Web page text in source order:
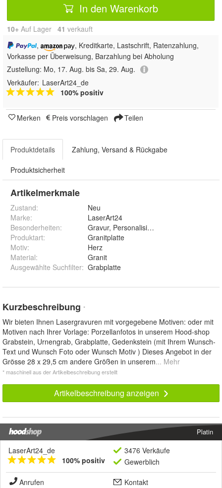
In den Warenkorb
10+ Auf Lager 41 verkauft
,
, Kreditkarte, Lastschrift, Ratenzahlung,
Vorkasse per Überweisung, Barzahlung bei Abholung
Zustellung: Mo, 17. Aug. bis Sa, 29. Aug.
Verkäufer: LaserArt24_de
100% positiv
Merken Preis vorschlagen Teilen
Produktdetails Zahlung, Versand & Rückgabe
Produktsicherheit
Artikelmerkmale
Zustand:
Neu
Marke:
LaserArt24
Besonderheiten:
Gravur, Personalisierbar, Wasserfest
Produktart:
Granitplatte
Motiv:
Herz
Material:
Granit
Ausgewählte Suchfilter: Grabplatte
Kurzbeschreibung *
Wir bieten Ihnen Lasergravuren mit vorgegebene Motiven: oder mit
Motiven nach Ihrer Vorlage: Porzellanfotos in unserem Hood-shop
Grabstein, Urnengrab, Grabplatte, Gedenkstein (mit Ihrem Wunsch-
Text und Wunsch Foto oder Wunsch Motiv ) Dieses Angebot in der
Grösse 28 x 29,5 cm andere Größen in unserem... Mehr
* maschinell aus der Artikelbeschreibung erstellt
Artikelbeschreibung anzeigen
Platin
LaserArt24_de
100% positiv
3476 Verkäufe
Gewerblich
Anrufen
Kontakt